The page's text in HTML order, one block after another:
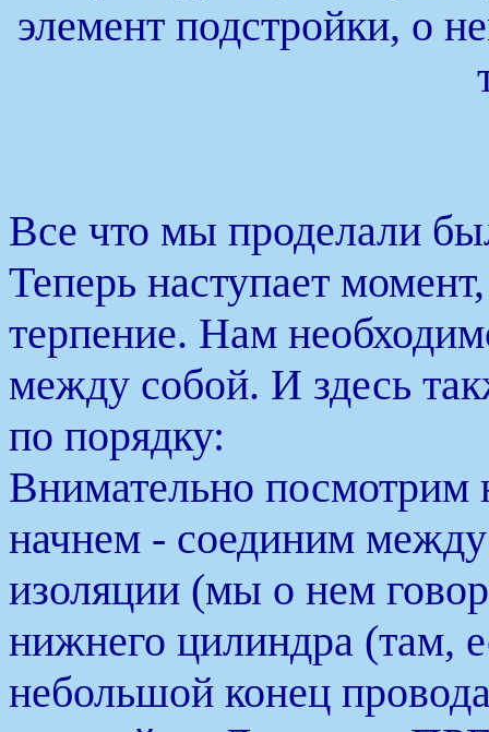
элемент подстройки, о
Все что мы проделали
Теперь наступает
терпение. Нам
между собой. И здесь
по порядку:
Внимательно посмотрим
начнем - соединим
изоляции (мы о нем
нижнего цилиндра (там,
небольшой конец